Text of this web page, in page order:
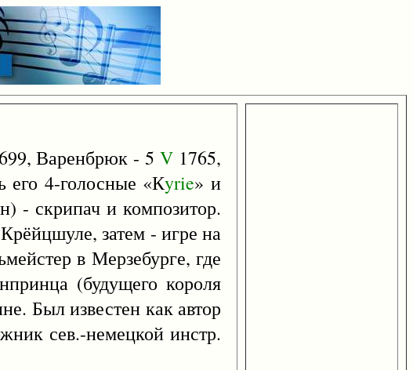
Варенбрюк - 5V 1765,
его 4-голосные «Кyrie» и
- скрипач и композитор.
затем - игре на
в Мерзебурге, где
(будущего короля
Был известен как автор
сев.-немецкой инстр.